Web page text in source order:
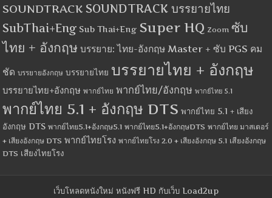
SOUNDTRACK SOUNDTRACK บรรยายไทย
SubThai+Eng Sub Thai+Eng Super HQ Zoom ซับ
ไทย + อังกฤษ บรรยาย: ไทย-อังกฤษ Master + ซับ PGS คม
ชัด บรรยายอังกฤษ บรรยายไทย บรรยายไทย + อังกฤษ
บรรยายไทย+อังกฤษ พากย์ไทย พากย์ไทย/อังกฤษ พากย์ไทย 5.1
พากย์ไทย 5.1 + อังกฤษ DTS พากย์ไทย 5.1 + เสียง
อังกฤษ DTS พากย์ไทย5.1+อังกฤษ5.1 พากย์ไทย5.1+อังกฤษDTS พากย์ไทย มาสเตอร์
+ เสียงอังกฤษ DTS พากย์ไทยโรง พากย์ไทยโรง 2.0 + เสียงอังกฤษ 5.1 เสียงอังกฤษ
DTS เสียงไทยโรง
เว็บโหลดหนังใหม่ หนังฟรี HD กับเว็บ Load2up